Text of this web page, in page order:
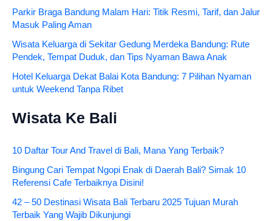
Parkir Braga Bandung Malam Hari: Titik Resmi, Tarif, dan Jalur
Masuk Paling Aman
Wisata Keluarga di Sekitar Gedung Merdeka Bandung: Rute
Pendek, Tempat Duduk, dan Tips Nyaman Bawa Anak
Hotel Keluarga Dekat Balai Kota Bandung: 7 Pilihan Nyaman
untuk Weekend Tanpa Ribet
Wisata Ke Bali
10 Daftar Tour And Travel di Bali, Mana Yang Terbaik?
Bingung Cari Tempat Ngopi Enak di Daerah Bali? Simak 10
Referensi Cafe Terbaiknya Disini!
42 – 50 Destinasi Wisata Bali Terbaru 2025 Tujuan Murah
Terbaik Yang Wajib Dikunjungi